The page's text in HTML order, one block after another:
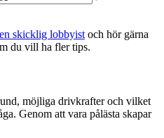
skicklig lobbyist och hör gärna
du vill ha fler tips.
möjliga drivkrafter och vilket
Genom att vara pålästa skapar